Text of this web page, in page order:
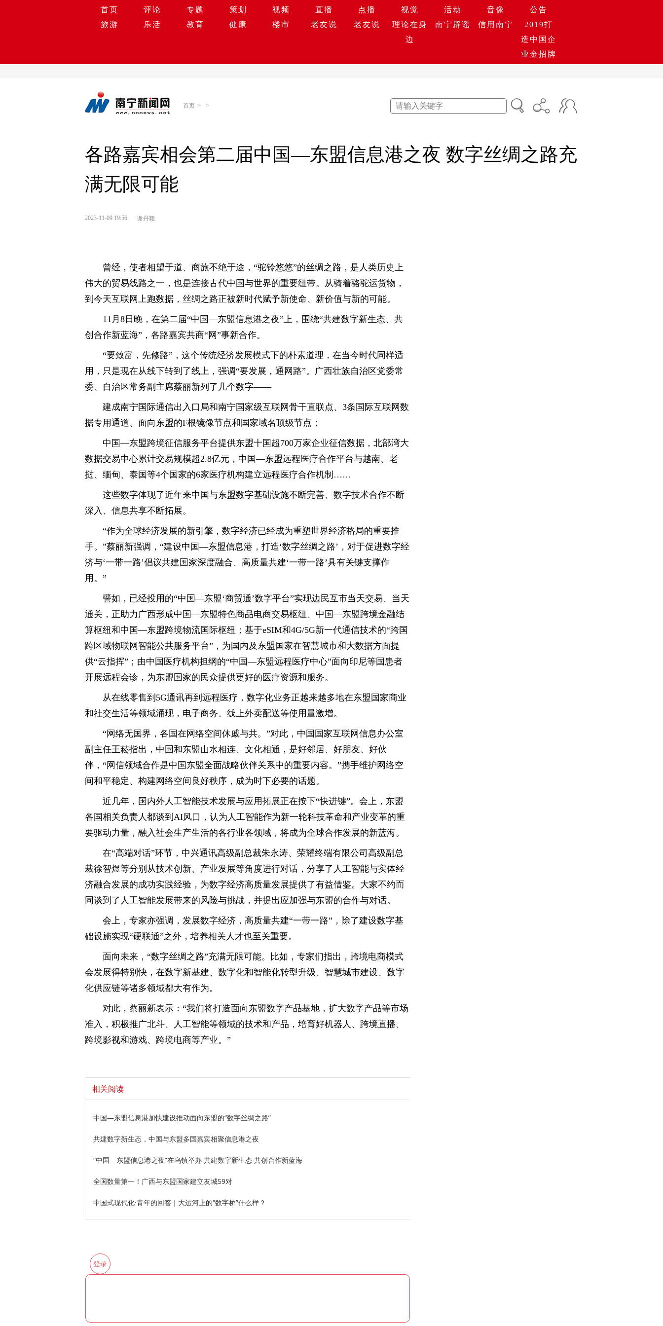
首页 评论 专题 策划 视频 直播 点播 视觉 活动 音像
公告
旅游
乐活 教育 健康 楼市 老友说 老友说
理论在身
边
南宁辟谣 信用南宁
2019打
造中国企
业金招牌
首页 > >
​各路嘉宾相会第二届中国—东盟信息港之夜 数字丝绸之路充
满无限可能
2023-11-09 19:56 谢丹颖
曾经，使者相望于道、商旅不绝于途，“驼铃悠悠”的丝绸之路，是人类历史上
伟大的贸易线路之一，也是连接古代中国与世界的重要纽带。从骑着骆驼运货物，
到今天互联网上跑数据，丝绸之路正被新时代赋予新使命、新价值与新的可能。
11月8日晚，在第二届“中国—东盟信息港之夜”上，围绕“共建数字新生态、共
创合作新蓝海”，各路嘉宾共商“网”事新合作。
“要致富，先修路”，这个传统经济发展模式下的朴素道理，在当今时代同样适
用，只是现在从线下转到了线上，强调“要发展，通网路”。广西壮族自治区党委常
委、自治区常务副主席蔡丽新列了几个数字——
建成南宁国际通信出入口局和南宁国家级互联网骨干直联点、3条国际互联网数
据专用通道、面向东盟的F根镜像节点和国家域名顶级节点；
中国—东盟跨境征信服务平台提供东盟十国超700万家企业征信数据，北部湾大
数据交易中心累计交易规模超2.8亿元，中国—东盟远程医疗合作平台与越南、老
挝、缅甸、泰国等4个国家的6家医疗机构建立远程医疗合作机制……
这些数字体现了近年来中国与东盟数字基础设施不断完善、数字技术合作不断
深入、信息共享不断拓展。
“作为全球经济发展的新引擎，数字经济已经成为重塑世界经济格局的重要推
手。”蔡丽新强调，“建设中国—东盟信息港，打造‘数字丝绸之路’，对于促进数字经
济与‘一带一路’倡议共建国家深度融合、高质量共建‘一带一路’具有关键支撑作
用。”
譬如，已经投用的“中国—东盟‘商贸通’数字平台”实现边民互市当天交易、当天
通关，正助力广西形成中国—东盟特色商品电商交易枢纽、中国—东盟跨境金融结
算枢纽和中国—东盟跨境物流国际枢纽；基于eSIM和4G/5G新一代通信技术的“跨国
跨区域物联网智能公共服务平台”，为国内及东盟国家在智慧城市和大数据方面提
供“云指挥”；由中国医疗机构担纲的“中国—东盟远程医疗中心”面向印尼等国患者
开展远程会诊，为东盟国家的民众提供更好的医疗资源和服务。
从在线零售到5G通讯再到远程医疗，数字化业务正越来越多地在东盟国家商业
和社交生活等领域涌现，电子商务、线上外卖配送等使用量激增。
“网络无国界，各国在网络空间休戚与共。”对此，中国国家互联网信息办公室
副主任王菘指出，中国和东盟山水相连、文化相通，是好邻居、好朋友、好伙
伴，“网信领域合作是中国东盟全面战略伙伴关系中的重要内容。”携手维护网络空
间和平稳定、构建网络空间良好秩序，成为时下必要的话题。
近几年，国内外人工智能技术发展与应用拓展正在按下“快进键”。会上，东盟
各国相关负责人都谈到AI风口，认为人工智能作为新一轮科技革命和产业变革的重
要驱动力量，融入社会生产生活的各行业各领域，将成为全球合作发展的新蓝海。
在“高端对话”环节，中兴通讯高级副总裁朱永涛、荣耀终端有限公司高级副总
裁徐智煜等分别从技术创新、产业发展等角度进行对话，分享了人工智能与实体经
济融合发展的成功实践经验，为数字经济高质量发展提供了有益借鉴。大家不约而
同谈到了人工智能发展带来的风险与挑战，并提出应加强与东盟的合作与对话。
会上，专家亦强调，发展数字经济，高质量共建“一带一路”，除了建设数字基
础设施实现“硬联通”之外，培养相关人才也至关重要。
面向未来，“数字丝绸之路”充满无限可能。比如，专家们指出，跨境电商模式
会发展得特别快，在数字新基建、数字化和智能化转型升级、智慧城市建设、数字
化供应链等诸多领域都大有作为。
对此，蔡丽新表示：“我们将打造面向东盟数字产品基地，扩大数字产品等市场
准入，积极推广北斗、人工智能等领域的技术和产品，培育好机器人、跨境直播、
跨境影视和游戏、跨境电商等产业。”
相关阅读
中国—东盟信息港加快建设推动面向东盟的“数字丝绸之路”
​共建数字新生态，中国与东盟多国嘉宾相聚信息港之夜
“中国—东盟信息港之夜”在乌镇举办 共建数字新生态 共创合作新蓝海
全国数量第一！广西与东盟国家建立友城59对
中国式现代化·青年的回答｜大运河上的“数字桥”什么样？
登录